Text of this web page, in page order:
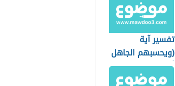
تفسير آية
(ويحسبهم الجاهل
أغنياء من التعفف)